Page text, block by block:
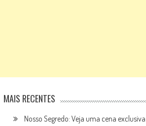
MAIS RECENTES
Nosso Segredo: Veja uma cena